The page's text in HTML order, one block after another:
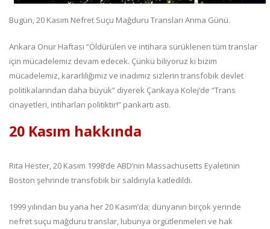
Bugün, 20 Kasım Nefret Suçu Mağduru Transları Anma Günü.
Ankara Onur Haftası “Öldürülen ve intihara sürüklenen tüm translar
için mücadelemiz devam edecek. Çünkü biliyoruz ki bizim
mücadelemiz, kararlılığımız ve inadımız sizlerin transfobik devlet
politikalarından daha büyük” diyerek Çankaya Kolej’de “Trans
cinayetleri, intiharları politiktir!” pankartı astı.
20 Kasım hakkında
Rita Hester, 20 Kasım 1998’de ABD’nin Massachusetts Eyaletinin
Boston şehrinde transfobik bir saldırıyla katledildi.
1999 yılından bu yana her 20 Kasım’da; dünyanın birçok yerinde
nefret suçu mağduru translar, lubunya örgütlenmeleri ve hak